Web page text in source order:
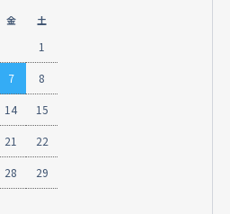
金 土
1
7 8
14 15
21 22
28 29